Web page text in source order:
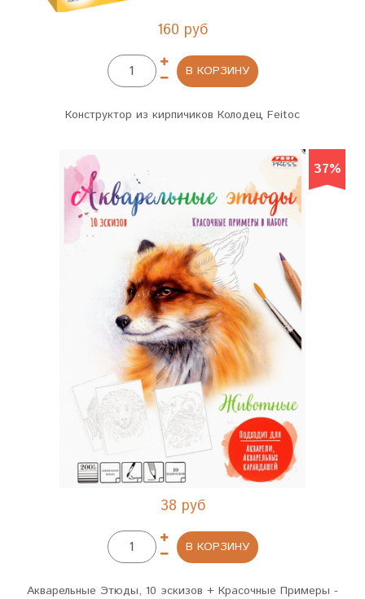
160 руб
В КОРЗИНУ
Конструктор из кирпичиков Колодец Feitoc
37%
38 руб
В КОРЗИНУ
Акварельные Этюды, 10 эскизов + Красочные Примеры -